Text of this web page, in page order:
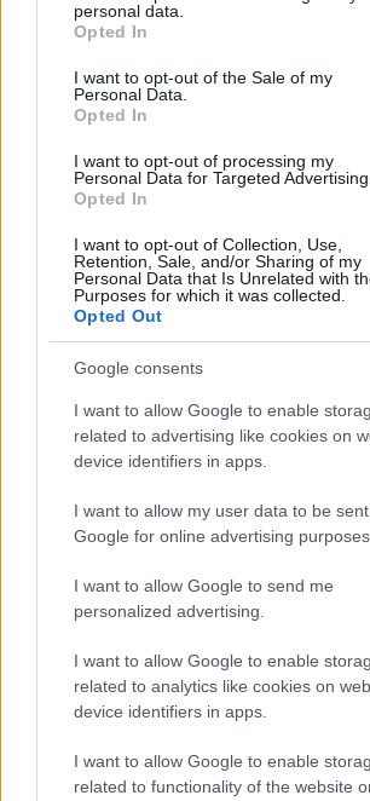
grant or deny consent to Google and its
use your data for below specified purposes
consent section.
personal data.
Opted In
I want to opt-out of the Sale of my
Personal Data.
Opted In
I want to opt-out of processing my
Personal Data for Targeted Advertising.
Opted In
I want to opt-out of Collection, Use,
Retention, Sale, and/or Sharing of my
Personal Data that Is Unrelated with
Purposes for which it was collected.
Opted Out
Google consents
I want to allow Google to enable
related to advertising like cookies on
device identifiers in apps.
I want to allow my user data to be
Google for online advertising purposes.
I want to allow Google to send me
personalized advertising.
I want to allow Google to enable
related to analytics like cookies on
device identifiers in apps.
I want to allow Google to enable
related to functionality of the website
Porsche 908 en el
Goodwood
su programa para la
temporada
25 febrero, 2020
Últimas Noticias
Señala una noticia
Síguenos en Facebook
televisión, crónica, deportes, gente, política y
su ciudad.
Para señalar a la redacción de cualquier error en
la retirada del material que atenta contra los